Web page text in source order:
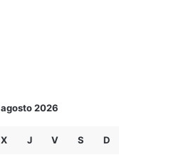
agosto 2026
X J V S D